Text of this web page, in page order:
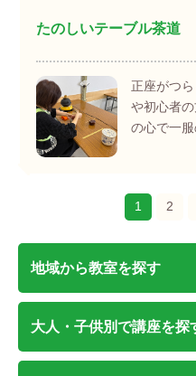
たのしいテーブル茶道
正座がつ
や初心者
の心で一
1 2
地域から教室を探す
大人・子供別で講座を探